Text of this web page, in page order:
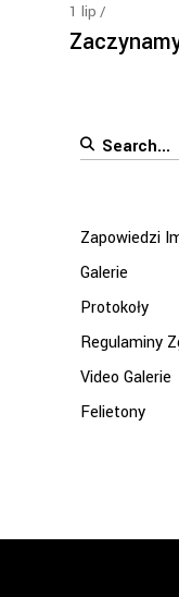
1 lip
Search
Zapowiedzi
Galerie
Protokoły
Regulaminy
Video Galerie
Felietony